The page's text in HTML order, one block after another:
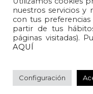
POLÍTICA
© 2026Metech.
nuestros servicios y
con tus
partir de tus
páginas visitadas).
AQUÍ
Configuración